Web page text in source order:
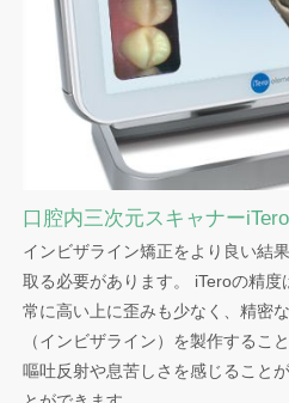
口腔内三次元スキャナーiTero
インビザライン矯正をより良い結
取る必要があります。 iTeroの精
常に高い上に歪みも少なく、精密
（インビザライン）を製作するこ
嘔吐反射や息苦しさを感じること